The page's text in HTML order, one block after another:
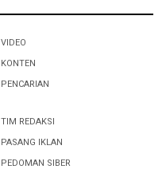
VIDEO
KONTEN
PENCARIAN
TIM REDAKSI
PASANG IKLAN
PEDOMAN SIBER